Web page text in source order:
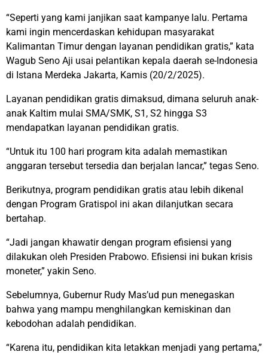
“Seperti yang kami janjikan saat kampanye lalu. Pertama
kami ingin mencerdaskan kehidupan masyarakat
Kalimantan Timur dengan layanan pendidikan gratis,” kata
Wagub Seno Aji usai pelantikan kepala daerah se-Indonesia
di Istana Merdeka Jakarta, Kamis (20/2/2025).
Layanan pendidikan gratis dimaksud, dimana seluruh anak-
anak Kaltim mulai SMA/SMK, S1, S2 hingga S3
mendapatkan layanan pendidikan gratis.
“Untuk itu 100 hari program kita adalah memastikan
anggaran tersebut tersedia dan berjalan lancar,” tegas Seno.
Berikutnya, program pendidikan gratis atau lebih dikenal
dengan Program Gratispol ini akan dilanjutkan secara
bertahap.
“Jadi jangan khawatir dengan program efisiensi yang
dilakukan oleh Presiden Prabowo. Efisiensi ini bukan krisis
moneter,” yakin Seno.
Sebelumnya, Gubernur Rudy Mas’ud pun menegaskan
bahwa yang mampu menghilangkan kemiskinan dan
kebodohan adalah pendidikan.
“Karena itu, pendidikan kita letakkan menjadi yang pertama,”